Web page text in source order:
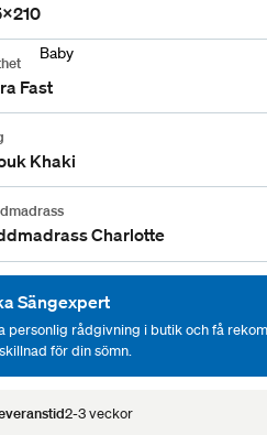
Baby
Fast
Khaki
Charlotte
Sängexpert
personlig rådgivning i butik och få
för din sömn.
2-3 veckor